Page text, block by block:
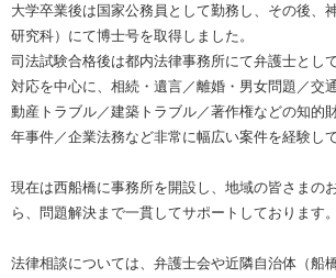
大学卒業後は国家公務員として勤務し、その後、
研究科）にて博士号を取得しました。
司法試験合格後は都内法律事務所にて弁護士とし
対応を中心に、相続・遺言／離婚・男女問題／交
動産トラブル／建築トラブル／著作権などの知的
年事件／企業法務など非常に幅広い案件を経験し
現在は西船橋に事務所を開設し、地域の皆さまの
ら、問題解決まで一貫してサポートしております。
法律相談については、弁護士会や近隣自治体（船